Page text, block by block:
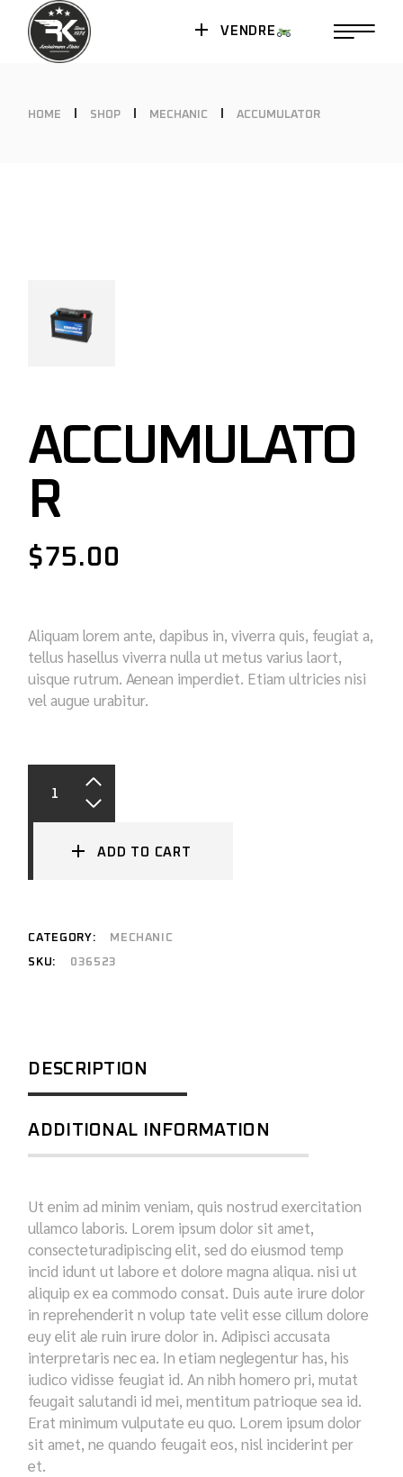
VENDRE
HOME SHOP MECHANIC ACCUMULATOR
ACCUMULATO
R
$75.00
Aliquam lorem ante, dapibus in, viverra quis, feugiat a,
tellus hasellus viverra nulla ut metus varius laort,
uisque rutrum. Aenean imperdiet. Etiam ultricies nisi
vel augue urabitur.
ADD TO CART
CATEGORY: MECHANIC
SKU: 036523
DESCRIPTION
ADDITIONAL INFORMATION
Ut enim ad minim veniam, quis nostrud exercitation
ullamco laboris. Lorem ipsum dolor sit amet,
consecteturadipiscing elit, sed do eiusmod temp
incid idunt ut labore et dolore magna aliqua. nisi ut
aliquip ex ea commodo consat. Duis aute irure dolor
in reprehenderit n volup tate velit esse cillum dolore
euy elit ale ruin irure dolor in. Adipisci accusata
interpretaris nec ea. In etiam neglegentur has, his
iudico vidisse feugiat id. An nibh homero pri, mutat
feugait salutandi id mei, mentitum patrioque sea id.
Erat minimum vulputate eu quo. Lorem ipsum dolor
sit amet, ne quando feugait eos, nisl inciderint per
et.